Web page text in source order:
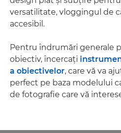
versatilitate, vloggingul de
accesibil.
Pentru îndrumări generale
obiectiv, încercaţi
a obiectivelor, care vă va
perfect pe baza modelului
de fotografie care vă